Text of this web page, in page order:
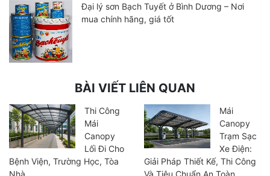
Đại lý sơn Bạch Tuyết ở Bình Dương – Nơi
mua chính hãng, giá tốt
BÀI VIẾT LIÊN QUAN
Thi Công
Mái
Canopy
Lối Đi Cho
Bệnh Viện, Trường Học, Tòa
Nhà
Mái
Canopy
Trạm Sạc
Xe Điện:
Giải Pháp Thiết Kế, Thi Công
Và Tiêu Chuẩn An Toàn